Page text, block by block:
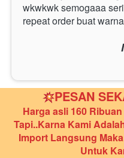
wkwkwk semogaaa
repeat order buat
PESAN
Harga asli 160
Tapi..Karna Kami
Import Langsung
Untuk